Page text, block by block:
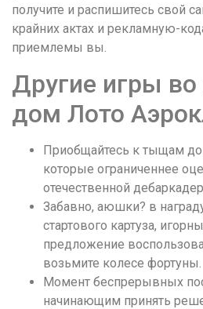
получите и распишитесь свой
крайних актах и рекламную-
приемлемы вы.
Другие игры
дом Лото
Приобщайтесь к тыщам
которые ограниченнее
отечественной
Забавно, аюшки? в
стартового картуза,
предложение
возьмите колесе фортуны.
Момент беспрерывных
начинающим принять